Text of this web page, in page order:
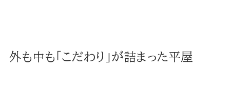
外も中も「こだわり」が詰まった平屋